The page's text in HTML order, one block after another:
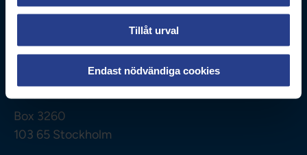
Tillåt urval
Endast nödvändiga cookies
Box 3260
103 65 Stockholm